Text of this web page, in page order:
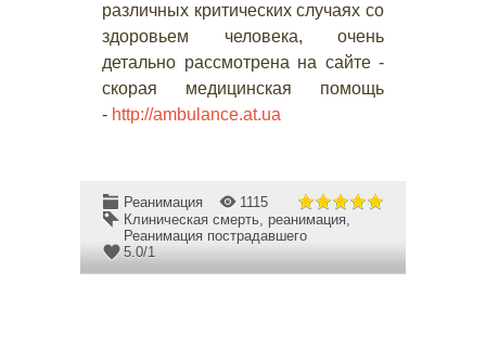
различных критических случаях со
здоровьем человека, очень
детально рассмотрена на сайте -
скорая медицинская помощь
- http://ambulance.at.ua
Реанимация
1115
Клиническая смерть, реанимация,
Реанимация пострадавшего
5.0/1